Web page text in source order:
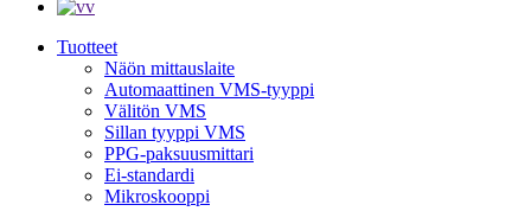
Tuotteet
Näön mittauslaite
Automaattinen VMS-tyyppi
Välitön VMS
Sillan tyyppi VMS
PPG-paksuusmittari
Ei-standardi
Mikroskooppi